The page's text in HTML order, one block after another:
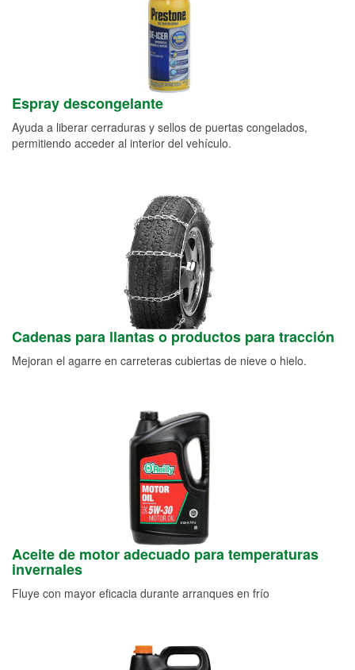
Espray descongelante
Ayuda a liberar cerraduras y sellos de puertas congelados,
permitiendo acceder al interior del vehículo.
Cadenas para llantas o productos para tracción
Mejoran el agarre en carreteras cubiertas de nieve o hielo.
Aceite de motor adecuado para temperaturas
invernales
Fluye con mayor eficacia durante arranques en frío